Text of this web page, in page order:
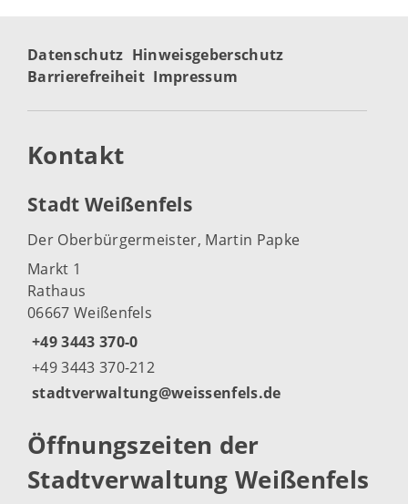
Datenschutz Hinweisgeberschutz
Barrierefreiheit Impressum
Kontakt
Stadt Weißenfels
Der Oberbürgermeister, Martin Papke
Markt 1
Rathaus
06667 Weißenfels
+49 3443 370-0
+49 3443 370-212
stadtverwaltung@weissenfels.de
Öffnungszeiten der
Stadtverwaltung Weißenfels